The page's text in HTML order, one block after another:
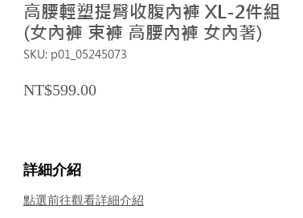
高腰輕塑提臀收腹內褲 XL-2件組
(女內褲 束褲 高腰內褲 女內著)
SKU: p01_05245073
NT$599.00Price
詳細介紹
點選前往觀看詳細介紹